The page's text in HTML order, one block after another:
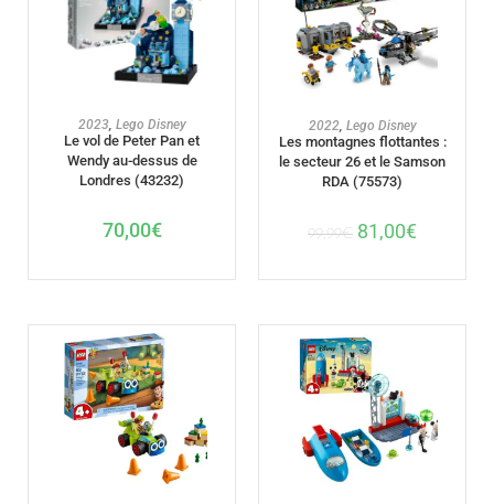
AJOUTER AU PANIER
2023, Lego Disney
Le vol de Peter Pan et
Wendy au-dessus de
Londres (43232)
70,00€
AJOUTER AU PANIER
2022, Lego Disney
Les montagnes flottantes :
le secteur 26 et le Samson
RDA (75573)
99,99€ 81,00€